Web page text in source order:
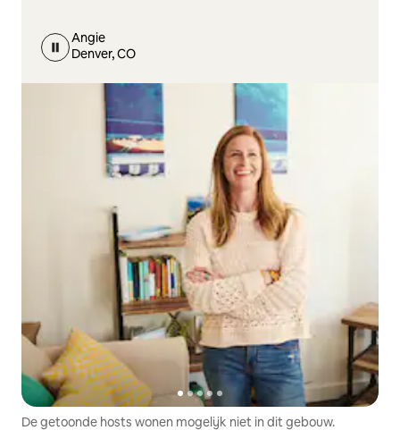
Angie
Denver, CO
De getoonde hosts wonen mogelijk niet in dit gebouw.